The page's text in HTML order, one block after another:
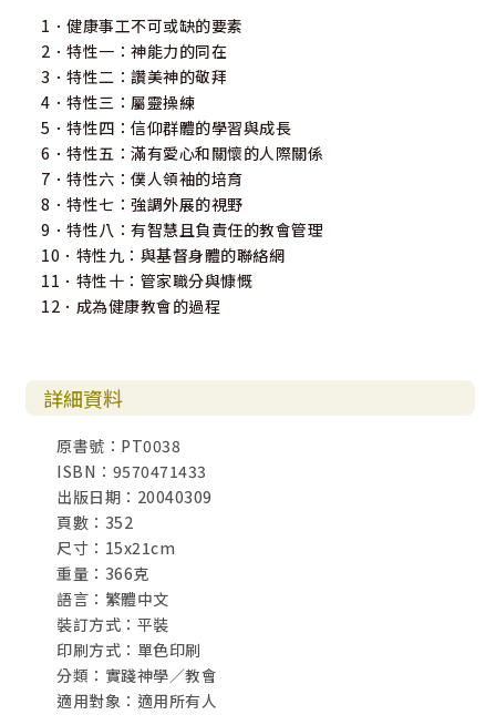
1．健康事工不可或缺的要素
2．特性一：神能力的同在
3．特性二：讚美神的敬拜
4．特性三：屬靈操練
5．特性四：信仰群體的學習與成長
6．特性五：滿有愛心和關懷的人際關係
7．特性六：僕人領袖的培育
8．特性七：強調外展的視野
9．特性八：有智慧且負責任的教會管理
10．特性九：與基督身體的聯絡網
11．特性十：管家職分與慷慨
12．成為健康教會的過程
詳細資料
原書號：PT0038
ISBN：9570471433
出版日期：20040309
頁數：352
尺寸：15x21cm
重量：366克
語言：繁體中文
裝訂方式：平裝
印刷方式：單色印刷
分類：實踐神學／教會
適用對象：適用所有人